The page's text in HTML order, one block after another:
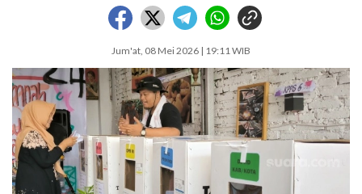
Jum'at, 08 Mei 2026 | 19:11 WIB